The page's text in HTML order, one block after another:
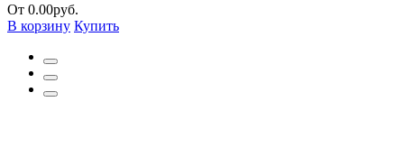
От 0.00руб.
В корзину Купить